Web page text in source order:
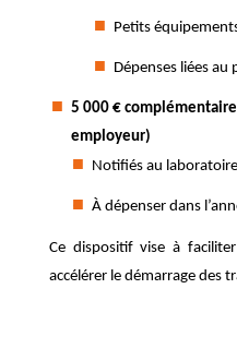
Petits
Dépenses liées au
5 000 €
employeur)
Notifiés au laboratoire
À dépenser dans
Ce dispositif vise à
accélérer le démarrage des